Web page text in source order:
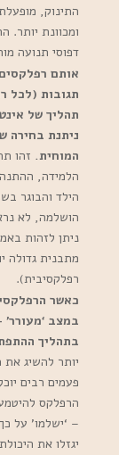
התינוק,
ומכוונת יותר.
דפוסי תנועה
אותם
תגובות (לכל
תהליך של
ניתנת בחירה
המוחית. זהו
הלמידה,
הילד והבוגר
הושלמה, לא
ניתן לזהות
מתבנית גדולה
רפלקסיבית).
כאשר
במצב
בתהליך
יותר להשיג את
פעמים רבים
הרפלקס
– ‘ישלמו’ על
יגזלו את